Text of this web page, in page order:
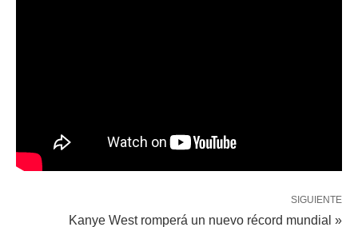
SIGUIENTE
Kanye West romperá un nuevo récord mundial »